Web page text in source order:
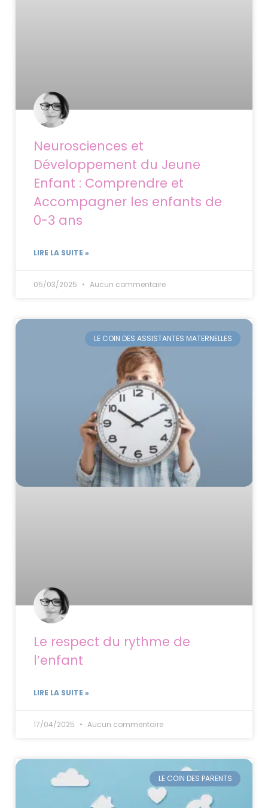
Neurosciences et
Développement du Jeune
Enfant : Comprendre et
Accompagner les enfants de
0-3 ans
LIRE LA SUITE »
05/03/2025 Aucun commentaire
LE COIN DES ASSISTANTES MATERNELLES
Le respect du rythme de
l’enfant
LIRE LA SUITE »
17/04/2025 Aucun commentaire
LE COIN DES PARENTS